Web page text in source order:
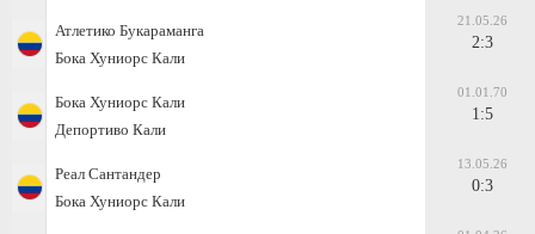
Атлетико Букараманга
Бока Хуниорс Кали
21.05.26
2:3
Бока Хуниорс Кали
Депортиво Кали
01.01.70
1:5
Реал Сантандер
Бока Хуниорс Кали
13.05.26
0:3